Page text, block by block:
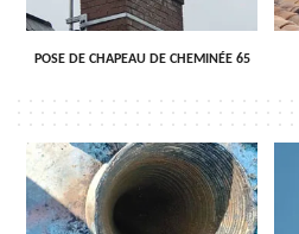
POSE DE CHAPEAU DE CHEMINÉE 65